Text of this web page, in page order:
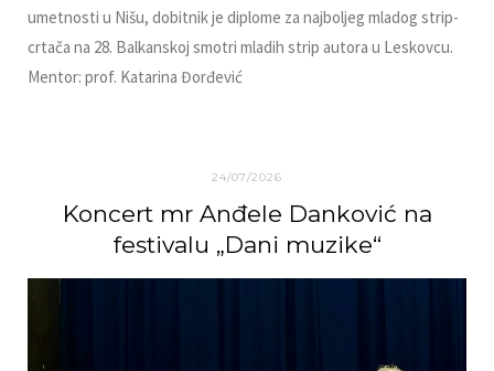
umetnosti u Nišu, dobitnik je diplome za najboljeg mladog strip-
crtača na 28. Balkanskoj smotri mladih strip autora u Leskovcu.
Mentor: prof. Katarina Đorđević
24/07/2026
Koncert mr Anđele Danković na
festivalu „Dani muzike“